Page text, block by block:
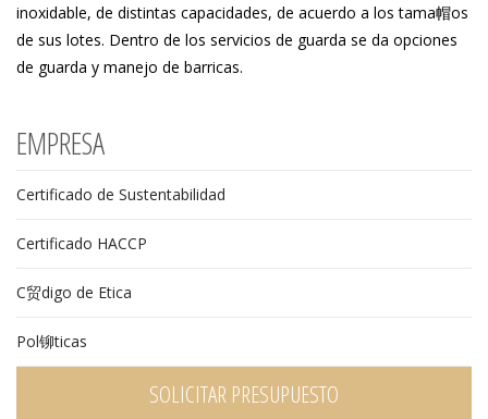
inoxidable, de distintas capacidades, de acuerdo a los tama帽os
de sus lotes. Dentro de los servicios de guarda se da opciones
de guarda y manejo de barricas.
EMPRESA
Certificado de Sustentabilidad
Certificado HACCP
C贸digo de Etica
Pol铆ticas
SOLICITAR PRESUPUESTO